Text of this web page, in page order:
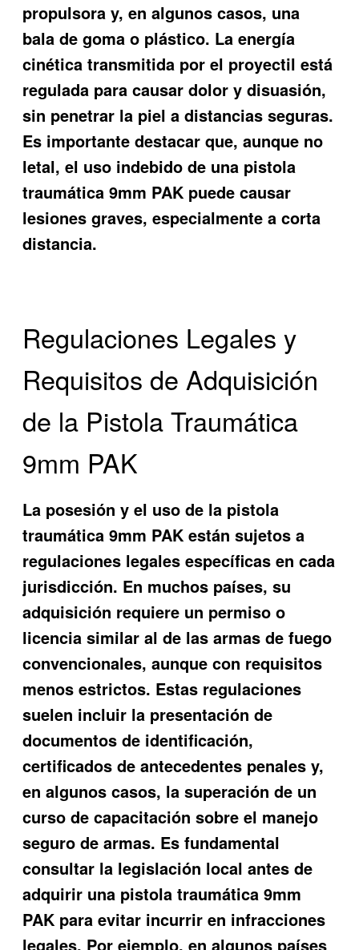
propulsora y, en algunos casos, una
bala de goma o plástico. La energía
cinética transmitida por el proyectil está
regulada para causar dolor y disuasión,
sin penetrar la piel a distancias seguras.
Es importante destacar que, aunque no
letal, el uso indebido de una pistola
traumática 9mm PAK puede causar
lesiones graves, especialmente a corta
distancia.
Regulaciones Legales y
Requisitos de Adquisición
de la Pistola Traumática
9mm PAK
La posesión y el uso de la pistola
traumática 9mm PAK están sujetos a
regulaciones legales específicas en cada
jurisdicción. En muchos países, su
adquisición requiere un permiso o
licencia similar al de las armas de fuego
convencionales, aunque con requisitos
menos estrictos. Estas regulaciones
suelen incluir la presentación de
documentos de identificación,
certificados de antecedentes penales y,
en algunos casos, la superación de un
curso de capacitación sobre el manejo
seguro de armas. Es fundamental
consultar la legislación local antes de
adquirir una pistola traumática 9mm
PAK para evitar incurrir en infracciones
legales. Por ejemplo, en algunos países